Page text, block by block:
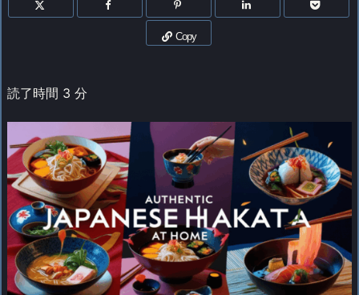
Copy
読了時間 3 分